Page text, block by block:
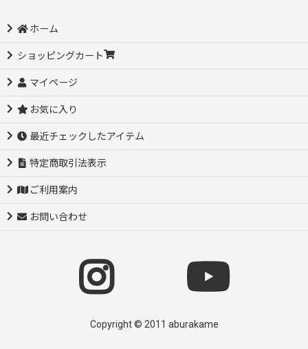
ホーム
ショッピングカート
マイページ
お気に入り
最近チェックしたアイテム
特定商取引法表示
ご利用案内
お問い合わせ
Copyright © 2011 aburakame